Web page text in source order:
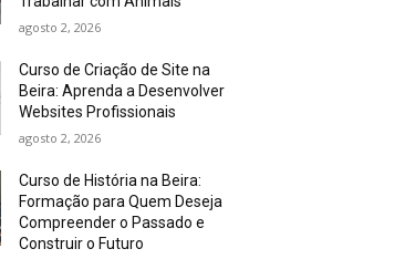
agosto 2, 2026
Curso de Criação de Site na
Beira: Aprenda a Desenvolver
Websites Profissionais
agosto 2, 2026
Curso de História na Beira:
Formação para Quem Deseja
Compreender o Passado e
Construir o Futuro